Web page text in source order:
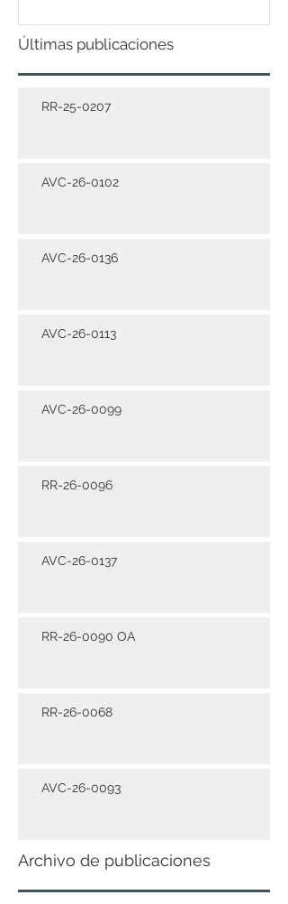
Últimas publicaciones
RR-25-0207
AVC-26-0102
AVC-26-0136
AVC-26-0113
AVC-26-0099
RR-26-0096
AVC-26-0137
RR-26-0090 OA
RR-26-0068
AVC-26-0093
Archivo de publicaciones